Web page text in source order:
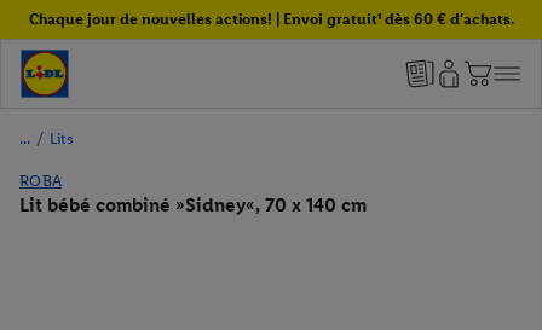
Chaque jour de nouvelles actions! | Envoi gratuit¹ dès 60 € d'achats.
/ Lits
ROBA
Lit bébé combiné »Sidney«, 70 x 140 cm